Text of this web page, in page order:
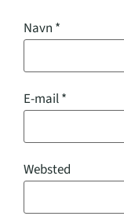
Navn *
E-mail*
Websted